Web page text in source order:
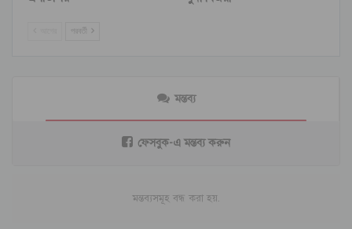
পরবর্তী
মন্তব্য
ফেসবুক-এ মন্তব্য করুন
মন্তব্যসমূহ বন্ধ করা হয়.